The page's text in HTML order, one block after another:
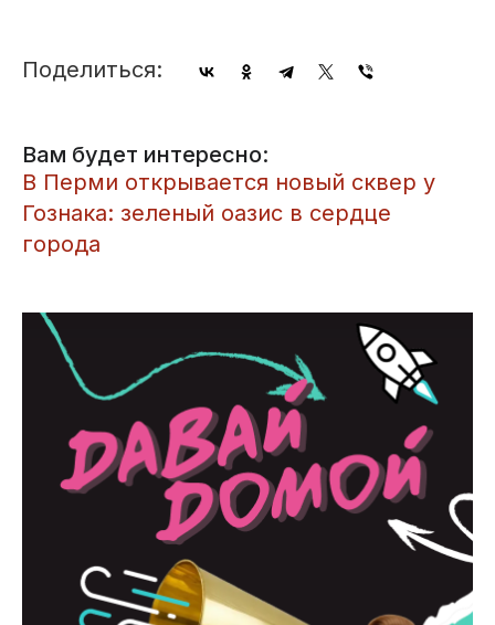
Поделиться:
Вам будет интересно:
В Перми открывается новый сквер у
Гознака: зеленый оазис в сердце
города